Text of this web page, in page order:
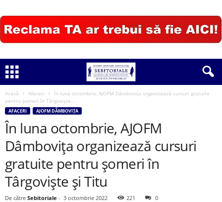
Acasă Afaceri
În luna octombrie, AJOFM Dâmbovița organizează cursuri gratuite
pentru șomeri în Târgoviște...
AFACERI AJOFM DÂMBOVIȚA
În luna octombrie, AJOFM
Dâmbovița organizează cursuri
gratuite pentru șomeri în
Târgoviște și Titu
De către Sebitoriale - 3 octombrie 2022 221 0